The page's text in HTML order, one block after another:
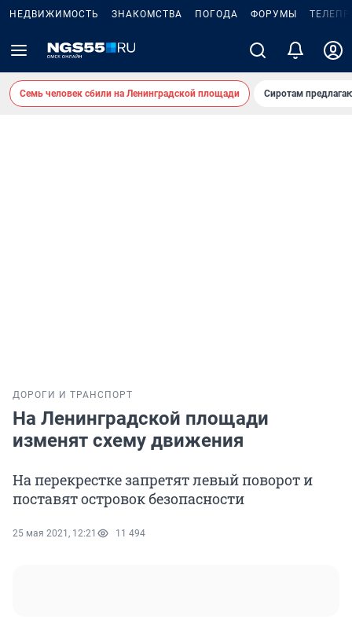
НЕДВИЖИМОСТЬ ЗНАКОМСТВА ПОГОДА ФОРУМЫ
Семь человек сбили на Ленинградской площади Сиротам
ДОРОГИ И ТРАНСПОРТ
На Ленинградской площади
изменят схему движения
На перекрестке запретят левый поворот и
поставят островок безопасности
25 мая 2021, 12:21 11 494